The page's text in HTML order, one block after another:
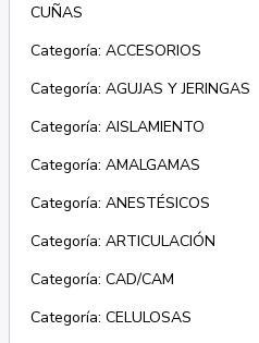
CUÑAS
Categoría: ACCESORIOS
Categoría: AGUJAS Y JERINGAS
Categoría: AISLAMIENTO
Categoría: AMALGAMAS
Categoría: ANESTÉSICOS
Categoría: ARTICULACIÓN
Categoría: CAD/CAM
Categoría: CELULOSAS